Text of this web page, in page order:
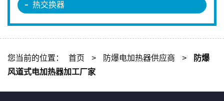
热交换器
您当前的位置： 首页 > 防爆电加热器供应商 >
防爆
风道式电加热器加工厂家